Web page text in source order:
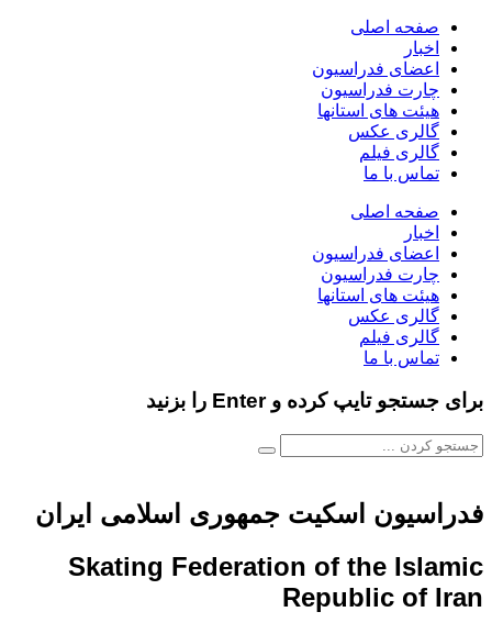
صفحه اصلی
اخبار
اعضای فدراسیون
چارت فدراسیون
هیئت های استانها
گالری عکس
گالری فیلم
تماس با ما
صفحه اصلی
اخبار
اعضای فدراسیون
چارت فدراسیون
هیئت های استانها
گالری عکس
گالری فیلم
تماس با ما
برای جستجو تایپ کرده و Enter را بزنید
فدراسیون اسکیت جمهوری اسلامی ایران
Skating Federation of the Islamic
Republic of Iran